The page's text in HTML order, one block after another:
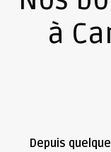
à
Depuis